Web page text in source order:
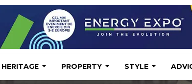
HERITAGE PROPERTY STYLE